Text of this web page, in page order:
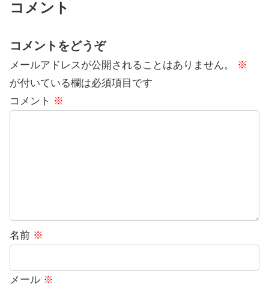
コメント
コメントをどうぞ
メールアドレスが公開されることはありません。
※
が付いている欄は必須項目です
コメント ※
名前 ※
メール ※